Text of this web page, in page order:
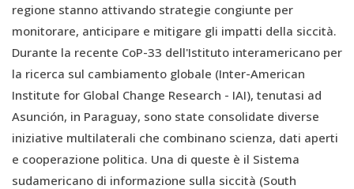
regione stanno attivando strategie congiunte per
monitorare, anticipare e mitigare gli impatti della siccità.
Durante la recente CoP-33 dell'Istituto interamericano per
la ricerca sul cambiamento globale (Inter-American
Institute for Global Change Research - IAI), tenutasi ad
Asunción, in Paraguay, sono state consolidate diverse
iniziative multilaterali che combinano scienza, dati aperti
e cooperazione politica. Una di queste è il Sistema
sudamericano di informazione sulla siccità (South